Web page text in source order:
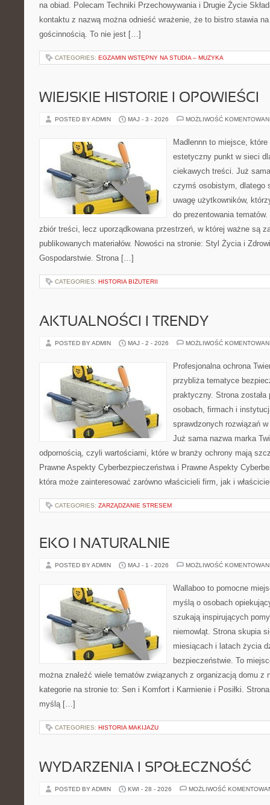
na obiad. Polecam Techniki Przechowywania i Drugie Życie
kontaktu z nazwą można odnieść wrażenie, że to bistro stawia
gościnnością. To nie jest […]
CATEGORIES: EGZAMIN WSTĘPNY NA STUDIA – MUZYKA
WIEJSKIE HISTORIE I OPOWIEŚCI
POSTED BY ADMIN MAJ - 3 - 2026 MOŻLIWOŚĆ
Madlennn to miejsce,
estetyczny punkt w sieci
ciekawych treści. Już
czymś osobistym, dlatego
uwagę użytkowników,
do prezentowania
zbiór treści, lecz uporządkowana przestrzeń, w której ważne są
publikowanych materiałów. Nowości na stronie: Styl Życia i
Gospodarstwie. Strona […]
CATEGORIES: HISTORIA BIŻUTERII
AKTUALNOŚCI I TRENDY
POSTED BY ADMIN MAJ - 2 - 2026 MOŻLIWOŚĆ
Profesjonalna ochrona
przybliża tematyce
praktyczny. Strona
osobach, firmach i
sprawdzonych rozwiązań
Już sama nazwa marka
odpornością, czyli wartościami, które w branży ochrony mają
Prawne Aspekty Cyberbezpieczeństwa i Prawne Aspekty
która może zainteresować zarówno właścicieli firm, jak i
CATEGORIES: ZARZĄDZANIE STRESEM
EKO I NATURALNIE
POSTED BY ADMIN MAJ - 1 - 2026 MOŻLIWOŚĆ
Wallaboo to pomocne
myślą o osobach
szukają inspirujących
niemowląt. Strona skupia
miesiącach i latach życia
bezpieczeństwie. To
można znaleźć wiele tematów związanych z organizacją domu z
kategorie na stronie to: Sen i Komfort i Karmienie i Posiłki.
myślą […]
CATEGORIES: HISTORIA MAKIJAŻU
WYDARZENIA I SPOŁECZNOŚĆ
POSTED BY ADMIN KWI - 28 - 2026 MOŻLIWOŚĆ